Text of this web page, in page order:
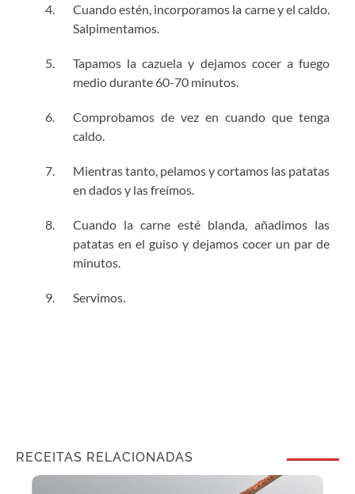
Cuando estén, incorporamos la carne y el caldo.
Salpimentamos.
Tapamos la cazuela y dejamos cocer a fuego
medio durante 60-70 minutos.
Comprobamos de vez en cuando que tenga
caldo.
Mientras tanto, pelamos y cortamos las patatas
en dados y las freímos.
Cuando la carne esté blanda, añadimos las
patatas en el guiso y dejamos cocer un par de
minutos.
Servimos.
RECEITAS RELACIONADAS